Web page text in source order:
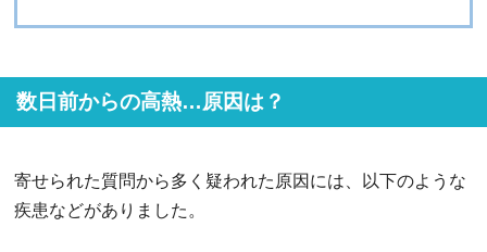
数日前からの高熱…原因は？
寄せられた質問から多く疑われた原因には、以下のような
疾患などがありました。